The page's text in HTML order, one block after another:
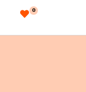
0